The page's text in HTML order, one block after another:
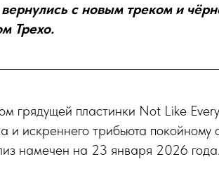
с новым треком и
Трехо.
грядущей пластинки Not Like
искреннего трибьюта покойному
намечен на 23 января 2026 года.